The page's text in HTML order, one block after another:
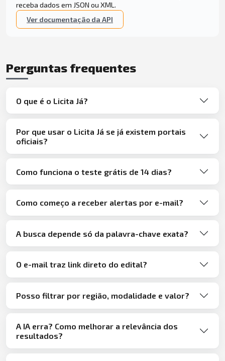
receba dados em JSON ou XML.
Ver documentação da API
Perguntas frequentes
O que é o Licita Já?
Por que usar o Licita Já se já existem portais
oficiais?
Como funciona o teste grátis de 14 dias?
Como começo a receber alertas por e-mail?
A busca depende só da palavra-chave exata?
O e-mail traz link direto do edital?
Posso filtrar por região, modalidade e valor?
A IA erra? Como melhorar a relevância dos
resultados?